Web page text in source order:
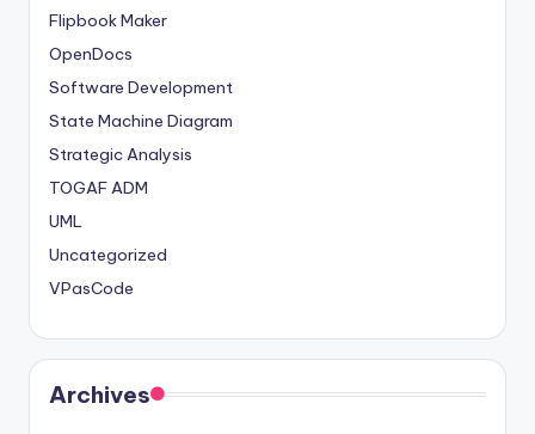
Flipbook Maker
OpenDocs
Software Development
State Machine Diagram
Strategic Analysis
TOGAF ADM
UML
Uncategorized
VPasCode
Archives